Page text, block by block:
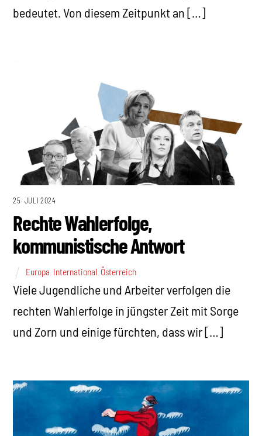
bedeutet. Von diesem Zeitpunkt an […]
25. JULI 2024
Rechte Wahlerfolge,
kommunistische Antwort
Europa International Österreich
Viele Jugendliche und Arbeiter verfolgen die
rechten Wahlerfolge in jüngster Zeit mit Sorge
und Zorn und einige fürchten, dass wir […]